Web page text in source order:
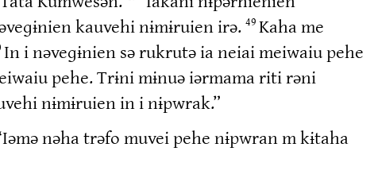
kauvehi nɨmɨruien irə. 49 Kaha me
In i nəveɡɨnien sə rukrutə ia neiai meiwaiu pehe
pehe. Trɨni mɨnuə iərmama riti rəni
nɨmɨruien in i nɨpwrak.”
nəha trəfo muvei pehe nɨpwran m kɨtaha